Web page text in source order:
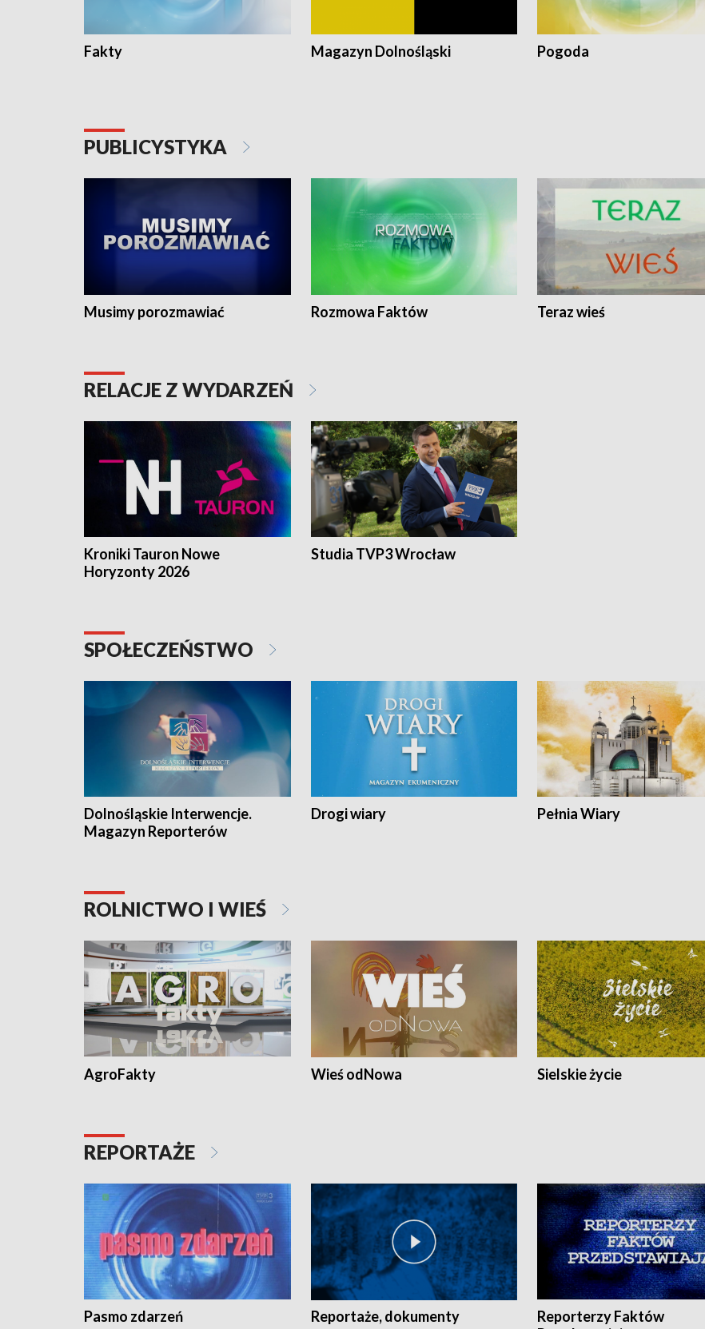
Fakty Magazyn Dolnośląski Pogoda
PUBLICYSTYKA
Musimy porozmawiać Rozmowa Faktów Teraz wieś
RELACJE Z WYDARZEŃ
Kroniki Tauron Nowe
Horyzonty 2026
Studia TVP3 Wrocław
SPOŁECZEŃSTWO
Dolnośląskie Interwencje.
Magazyn Reporterów
Drogi wiary Pełnia Wiary
ROLNICTWO I WIEŚ
AgroFakty Wieś odNowa Sielskie życie
REPORTAŻE
Pasmo zdarzeń Reportaże, dokumenty
Reporterzy Faktów